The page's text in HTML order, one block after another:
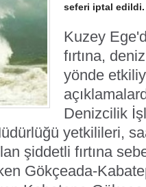
seferi iptal edildi.
Kuzey
fırtına,
yönde
Denizcilik
yetkilileri,
şiddetli fırtına
Gökçeada-